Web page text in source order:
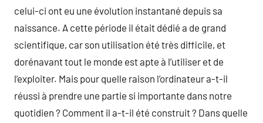
celui-ci ont eu une évolution instantané depuis sa
naissance. A cette période il était dédié a de grand
scientifique, car son utilisation été très difficile, et
dorénavant tout le monde est apte à l’utiliser et de
l’exploiter. Mais pour quelle raison l’ordinateur a-t-il
réussi à prendre une partie si importante dans notre
quotidien ? Comment il a-t-il été construit ? Dans quelle